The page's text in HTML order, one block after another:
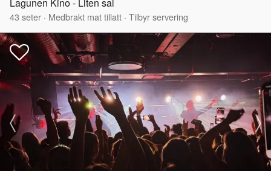
43 seter · Medbrakt mat tillatt · Tilbyr servering